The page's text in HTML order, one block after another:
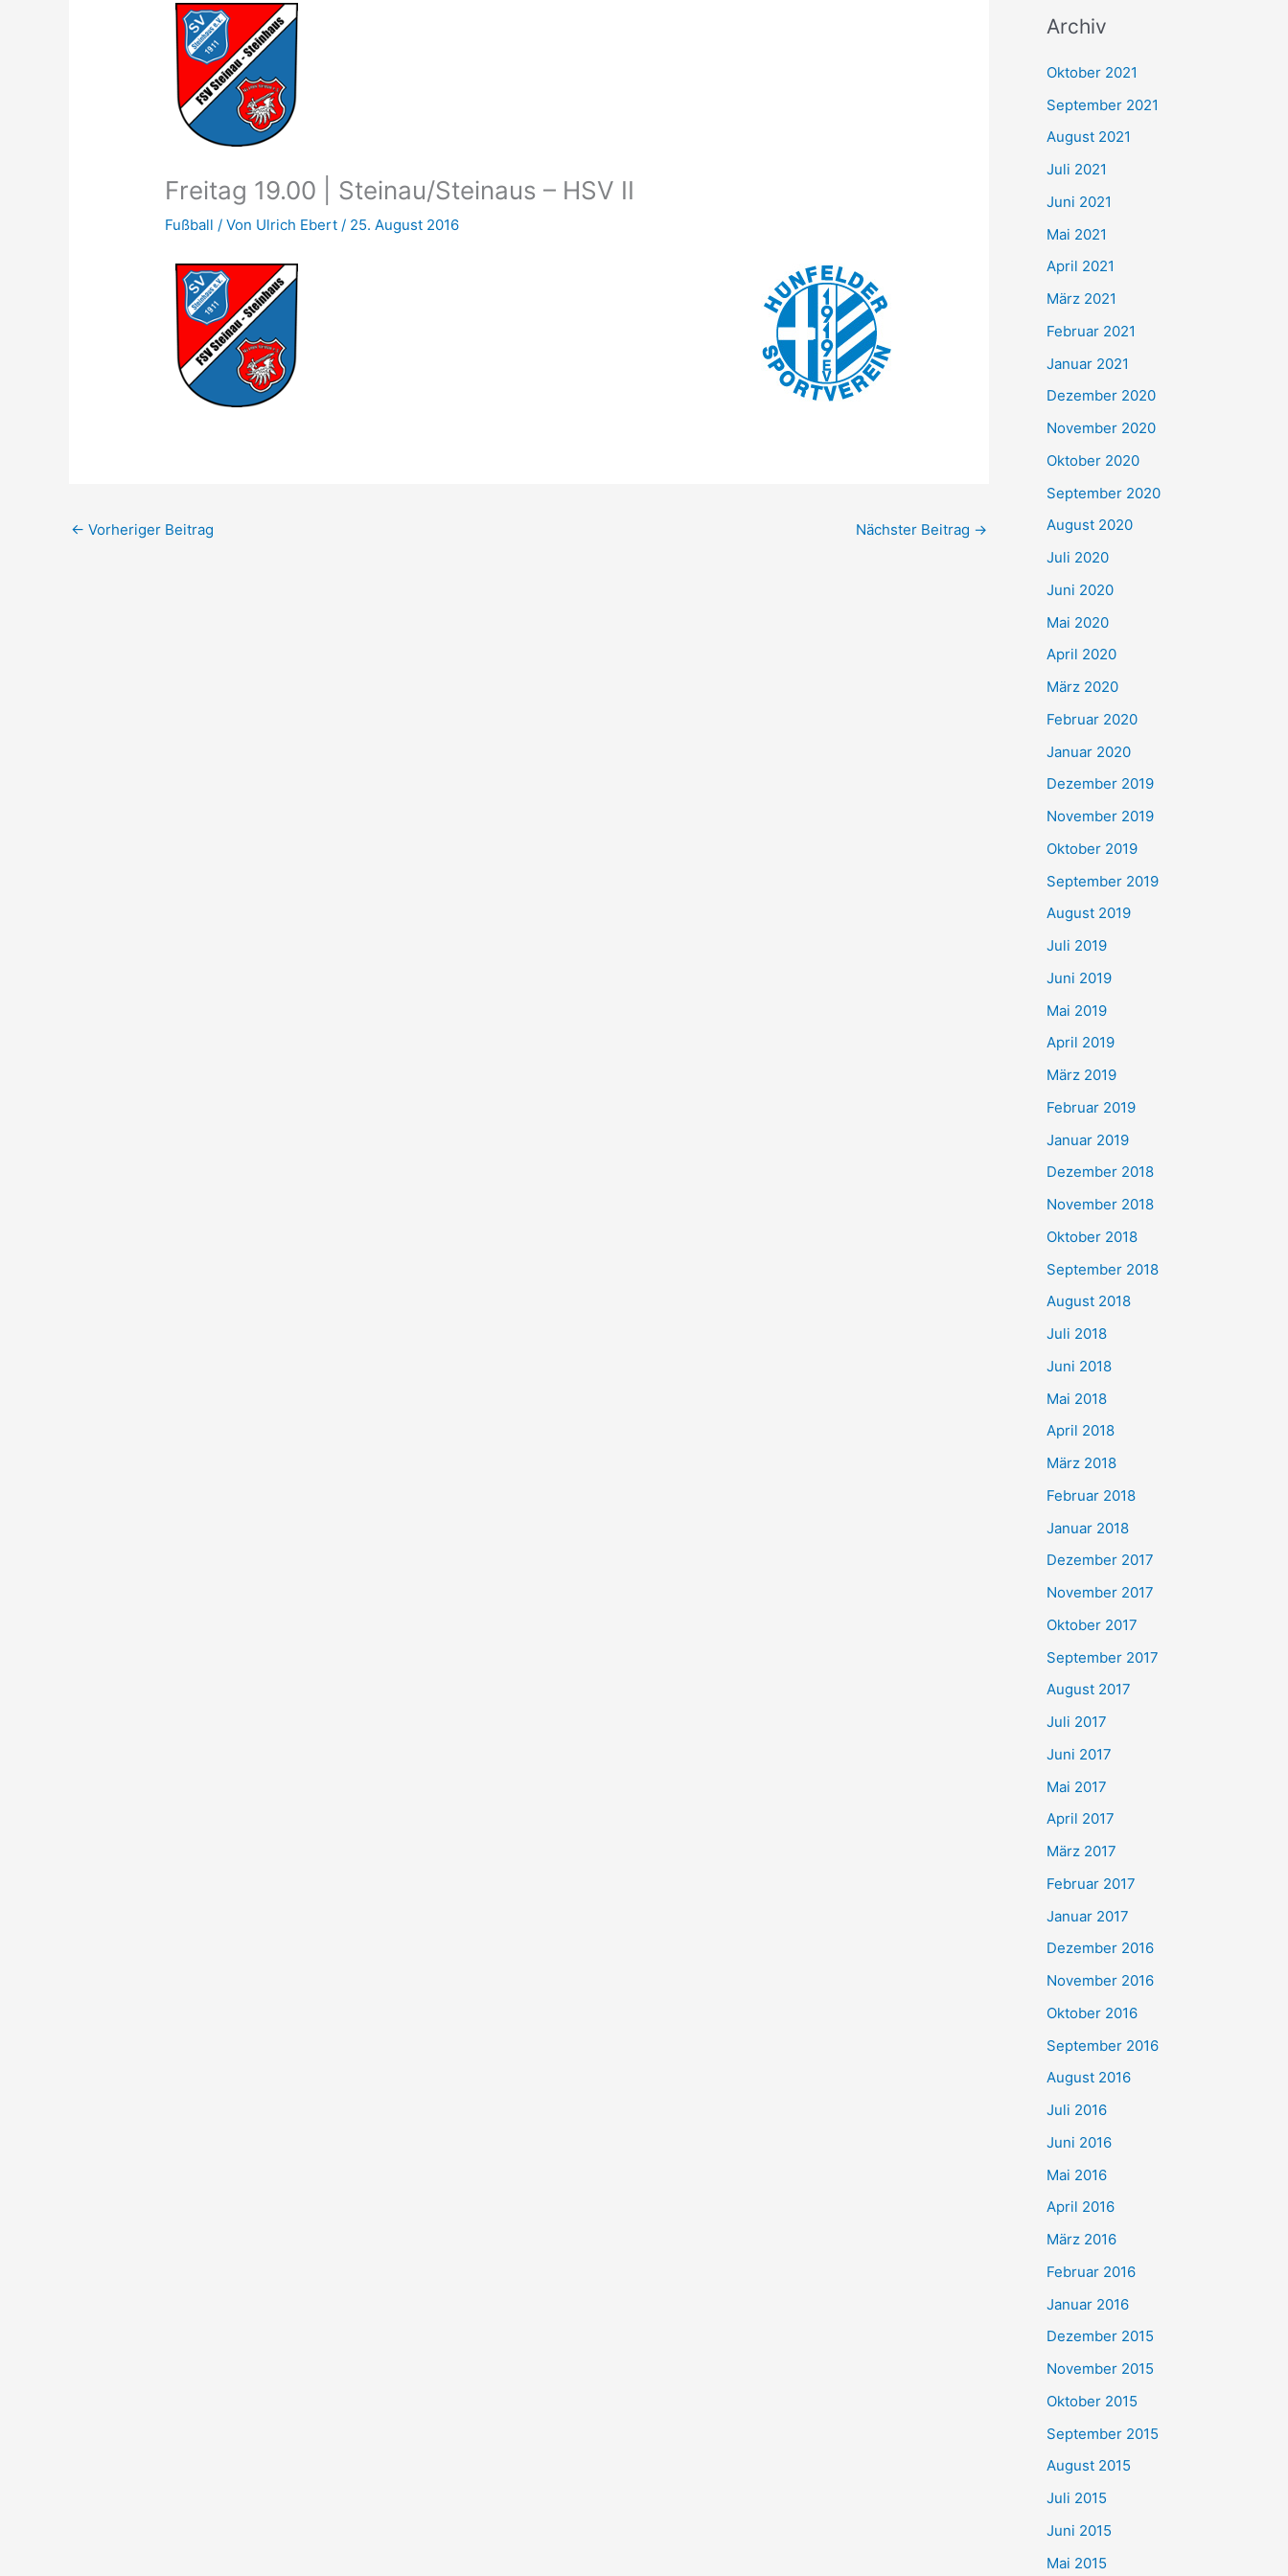
Freitag 19.00 | Steinau/Steinaus – HSV II
Fußball / Von Ulrich Ebert/ 25. August 2016
← Vorheriger Beitrag Nächster Beitrag →
h
e
n
h
:
Archiv
Oktober 2021
September 2021
August 2021
Juli 2021
Juni 2021
Mai 2021
April 2021
März 2021
Februar 2021
Januar 2021
Dezember 2020
November 2020
Oktober 2020
September 2020
August 2020
Juli 2020
Juni 2020
Mai 2020
April 2020
März 2020
Februar 2020
Januar 2020
Dezember 2019
November 2019
Oktober 2019
September 2019
August 2019
Juli 2019
Juni 2019
Mai 2019
April 2019
März 2019
Februar 2019
Januar 2019
Dezember 2018
November 2018
Oktober 2018
September 2018
August 2018
Juli 2018
Juni 2018
Mai 2018
April 2018
März 2018
Februar 2018
Januar 2018
Dezember 2017
November 2017
Oktober 2017
September 2017
August 2017
Juli 2017
Juni 2017
Mai 2017
April 2017
März 2017
Februar 2017
Januar 2017
Dezember 2016
November 2016
Oktober 2016
September 2016
August 2016
Juli 2016
Juni 2016
Mai 2016
April 2016
März 2016
Februar 2016
Januar 2016
Dezember 2015
November 2015
Oktober 2015
September 2015
August 2015
Juli 2015
Juni 2015
Mai 2015